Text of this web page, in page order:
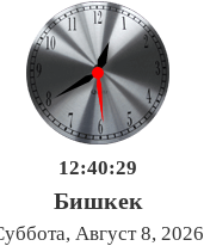
12:40:30
Бишкек
Август 8, 2026